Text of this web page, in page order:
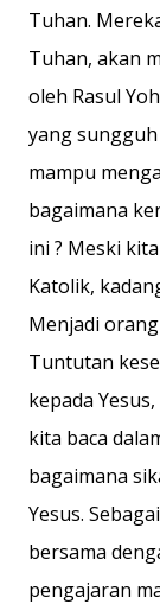
Tuhan.
Tuhan, akan
oleh Rasul
yang
mampu
bagaimana
ini ? Meski
Katolik,
Menjadi
Tuntutan
kepada
kita baca
bagaimana
Yesus.
bersama
pengajaran